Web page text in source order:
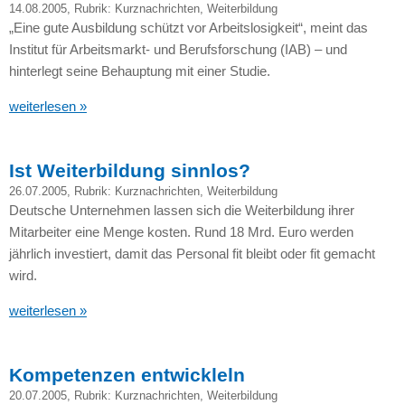
14.08.2005, Rubrik: Kurznachrichten, Weiterbildung
„Eine gute Ausbildung schützt vor Arbeitslosigkeit“, meint das
Institut für Arbeitsmarkt- und Berufsforschung (IAB) – und
hinterlegt seine Behauptung mit einer Studie.
weiterlesen »
Ist Weiterbildung sinnlos?
26.07.2005, Rubrik: Kurznachrichten, Weiterbildung
Deutsche Unternehmen lassen sich die Weiterbildung ihrer
Mitarbeiter eine Menge kosten. Rund 18 Mrd. Euro werden
jährlich investiert, damit das Personal fit bleibt oder fit gemacht
wird.
weiterlesen »
Kompetenzen entwickleln
20.07.2005, Rubrik: Kurznachrichten, Weiterbildung